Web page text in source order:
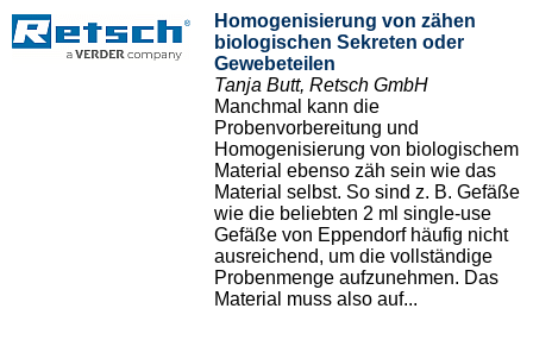
Homogenisierung von zähen
biologischen Sekreten oder
Gewebeteilen
Tanja Butt, Retsch GmbH
Manchmal kann die
Probenvorbereitung und
Homogenisierung von biologischem
Material ebenso zäh sein wie das
Material selbst. So sind z. B. Gefäße
wie die beliebten 2 ml single-use
Gefäße von Eppendorf häufig nicht
ausreichend, um die vollständige
Probenmenge aufzunehmen. Das
Material muss also auf...